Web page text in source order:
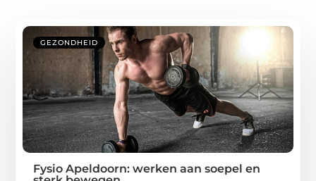
GEZONDHEID
Fysio Apeldoorn: werken aan soepel en